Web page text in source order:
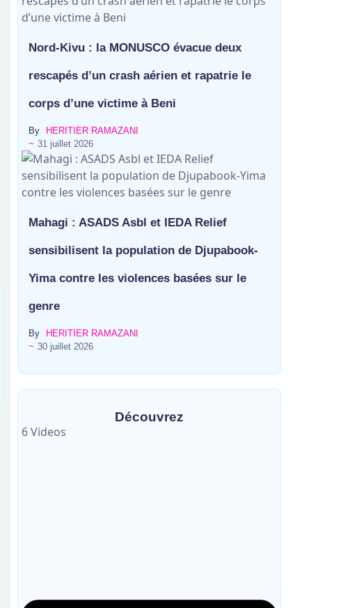
Nord-Kivu : la MONUSCO évacue deux
rescapés d’un crash aérien et rapatrie le
corps d’une victime à Beni
By
HERITIER RAMAZANI
~ 31 juillet 2026
Mahagi : ASADS Asbl et IEDA Relief
sensibilisent la population de Djupabook-
Yima contre les violences basées sur le
genre
By
HERITIER RAMAZANI
~ 30 juillet 2026
Découvrez
6 Videos